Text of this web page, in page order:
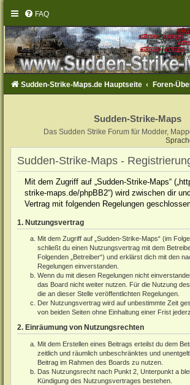
FAQ
Sudden-Strike-Maps.de Hauptseite Foren-
Sudden-Strike-Maps
Das Sudden Strike Forum für Modder,
Sudden-Strike-Maps -
Mit dem Zugriff auf „Sudden-Strike-Maps“
strike-maps.de/phpBB2“) wird zwischen dir
Vertrag mit folgenden Regelungen
1. Nutzungsvertrag
Mit dem Zugriff auf „Sudden-Strike-Maps“ (im
schließt du einen Nutzungsvertrag mit dem
Folgenden „Betreiber“) und erklärst dich mit den
Regelungen einverstanden.
Wenn du mit diesen Regelungen nicht
das Board nicht weiter nutzen. Für die Nutzung
die an dieser Stelle veröffentlichten Regelungen.
Der Nutzungsvertrag wird auf unbestimmte Zeit
von beiden Seiten ohne Einhaltung einer Frist
2. Einräumung von Nutzungsrechten
Mit dem Erstellen eines Beitrags erteilst du dem
zeitlich und räumlich unbeschränktes und
Beitrag im Rahmen des Boards zu nutzen.
Das Nutzungsrecht nach Punkt 2, Unterpunkt a
Kündigung des Nutzungsvertrages bestehen.